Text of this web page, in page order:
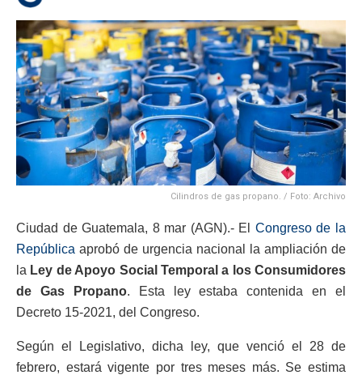
Cilindros de gas propano. / Foto: Archivo
Ciudad de Guatemala, 8 mar (AGN).- El Congreso de la
República aprobó de urgencia nacional la ampliación de
la Ley de Apoyo Social Temporal a los Consumidores
de Gas Propano. Esta ley estaba contenida en el
Decreto 15-2021, del Congreso.
Según el Legislativo, dicha ley, que venció el 28 de
febrero, estará vigente por tres meses más. Se estima